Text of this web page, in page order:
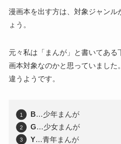
漫画本を出す方は、対象ジャンル
ょう。
元々私は「まんが」と書いてある
画本対象なのかと思っていました。
違うようです。
B…少年まんが
G…少女まんが
Y…青年まんが